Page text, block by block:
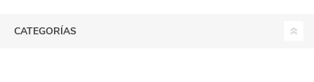
CATEGORÍAS